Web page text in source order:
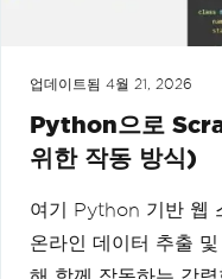
업데이트됨 4월 21, 2026
Python으로
위한 작동 방식)
여기 Python 기반 웹
온라인 데이터 추출